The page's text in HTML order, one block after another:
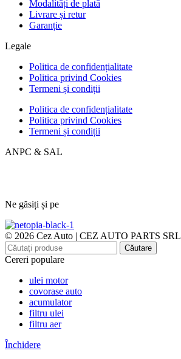
Modalități de plată
Livrare și retur
Garanție
Legale
Politica de confidențialitate
Politica privind Cookies
Termeni și condiții
Politica de confidențialitate
Politica privind Cookies
Termeni și condiții
ANPC & SAL
Ne găsiți și pe
© 2026 Cez Auto | CEZ AUTO PARTS SRL
Căutare
Cereri populare
ulei motor
covorase auto
acumulator
filtru ulei
filtru aer
Închidere